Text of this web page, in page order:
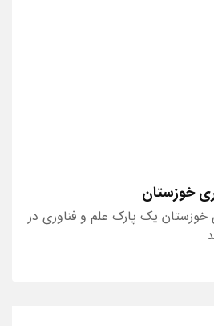
خوزستان
خوزستان یک پارک علم و فناوری در